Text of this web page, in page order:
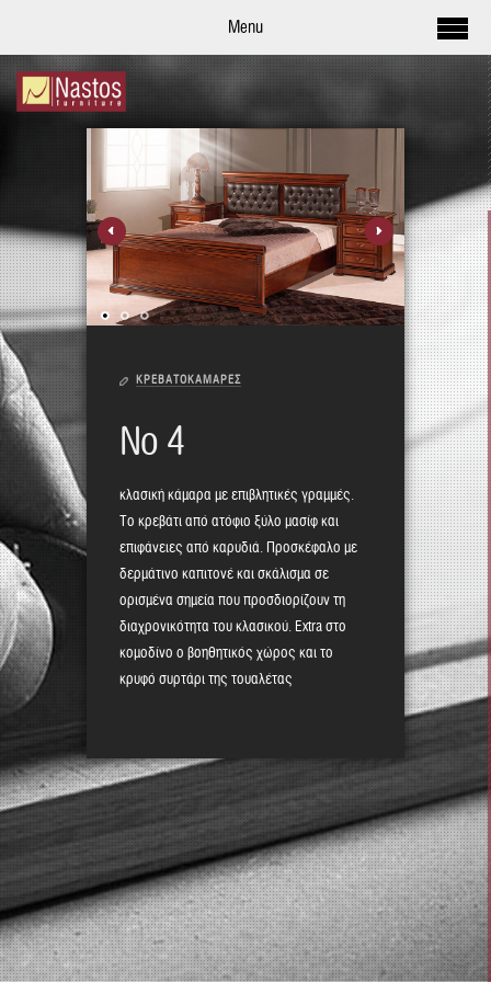
Menu
ΚΡΕΒΑΤΟΚΑΜΑΡΕΣ
Νο 4
κλασική κάμαρα με επιβλητικές γραμμές.
Το κρεβάτι από ατόφιο ξύλο μασίφ και
επιφάνειες από καρυδιά. Προσκέφαλο με
δερμάτινο καπιτονέ και σκάλισμα σε
ορισμένα σημεία που προσδιορίζουν τη
διαχρονικότητα του κλασικού. Extra στο
κομοδίνο ο βοηθητικός χώρος και το
κρυφό συρτάρι της τουαλέτας